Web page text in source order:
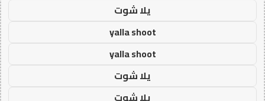
يلا شوت
yalla shoot
yalla shoot
يلا شوت
يلا شوت